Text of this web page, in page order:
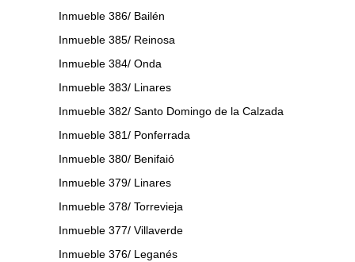
Inmueble 386/ Bailén
Inmueble 385/ Reinosa
Inmueble 384/ Onda
Inmueble 383/ Linares
Inmueble 382/ Santo Domingo de la Calzada
Inmueble 381/ Ponferrada
Inmueble 380/ Benifaió
Inmueble 379/ Linares
Inmueble 378/ Torrevieja
Inmueble 377/ Villaverde
Inmueble 376/ Leganés